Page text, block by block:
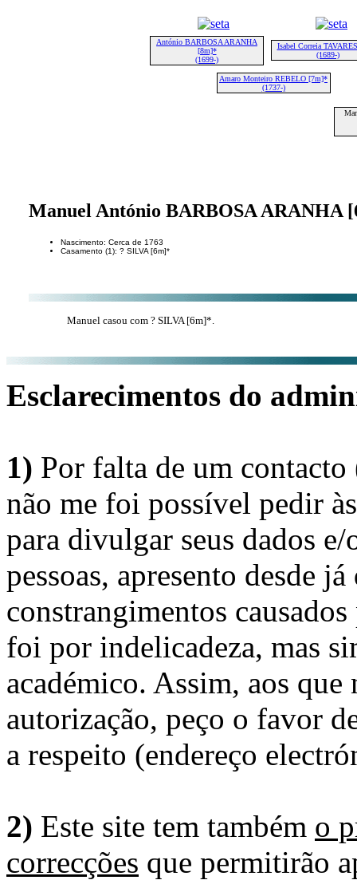
António BARBOSA ARANHA
[8m]*
(1699-)
Isabel Correia
(1689-)
Amaro Monteiro REBELO [7m]*
(1737-)
Manuel António BARBOSA ARANHA
Nascimento: Cerca de 1763
Casamento (1): ? SILVA [6m]*
Manuel casou com ? SILVA [6m]*.
Esclarecimentos do
1) Por falta de um
não me foi possível pedir
para divulgar seus dados
pessoas, apresento desde
constrangimentos
foi por indelicadeza, mas
académico. Assim, aos
autorização, peço o favor
a respeito (endereço
2) Este site tem também o
correcções que permitirão